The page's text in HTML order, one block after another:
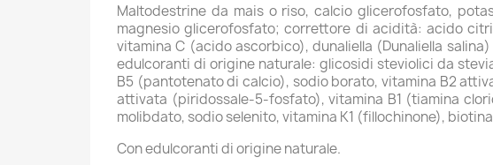
Maltodestrine da mais o riso, calcio glicerofosfato,
magnesio glicerofosfato; correttore di acidità: acido
vitamina C (acido ascorbico), dunaliella (Dunaliella
edulcoranti di origine naturale: glicosidi steviolici da
B5 (pantotenato di calcio), sodio borato, vitamina B2
attivata (piridossale-5-fosfato), vitamina B1 (tiamina
molibdato, sodio selenito, vitamina K1 (fillochinone),
Con edulcoranti di origine naturale.